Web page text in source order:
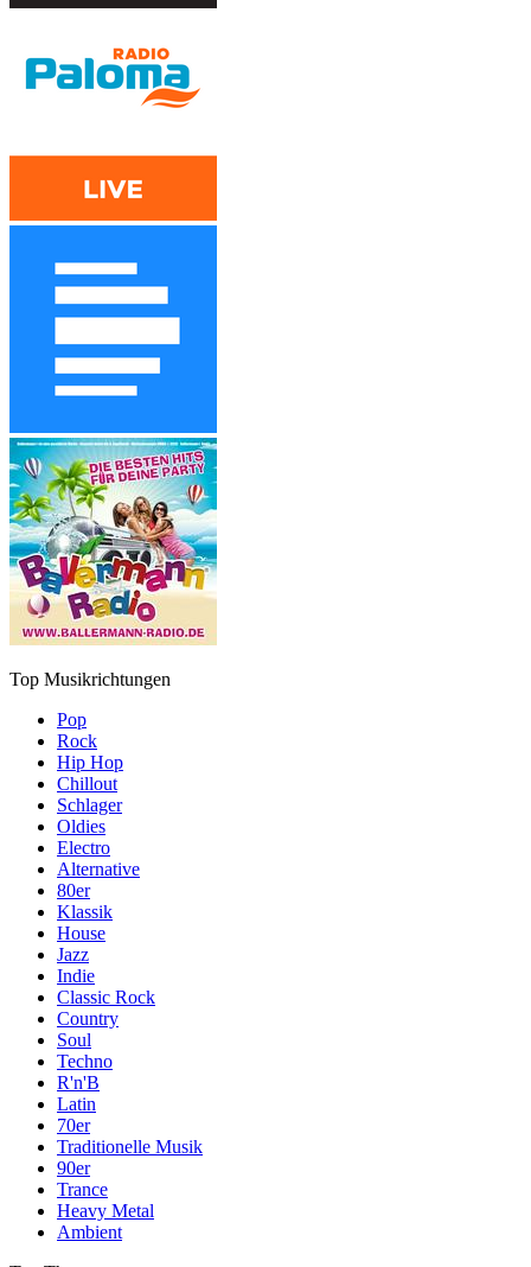
Top Musikrichtungen
Pop
Rock
Hip Hop
Chillout
Schlager
Oldies
Electro
Alternative
80er
Klassik
House
Jazz
Indie
Classic Rock
Country
Soul
Techno
R'n'B
Latin
70er
Traditionelle Musik
90er
Trance
Heavy Metal
Ambient